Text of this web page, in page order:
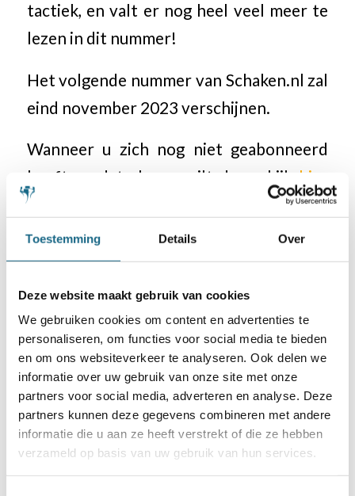
Toestemming Details Over
Deze website maakt gebruik van cookies
We gebruiken cookies om content en advertenties te
personaliseren, om functies voor social media te bieden
en om ons websiteverkeer te analyseren. Ook delen we
informatie over uw gebruik van onze site met onze
partners voor social media, adverteren en analyse. Deze
partners kunnen deze gegevens combineren met andere
informatie die u aan ze heeft verstrekt of die ze hebben
verzameld op basis van uw gebruik van hun services.
tactiek, en valt er nog heel veel meer te
lezen in dit nummer!
Het volgende nummer van Schaken.nl zal
eind november 2023 verschijnen.
Wanneer u zich nog niet geabonneerd
heeft en dat alsnog wilt doen: kijk hier
voor meer informatie
Berichten, Blad Schaken.nl
Deel dit stuk